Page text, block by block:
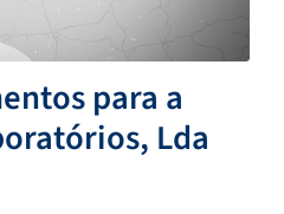
para a
Lda